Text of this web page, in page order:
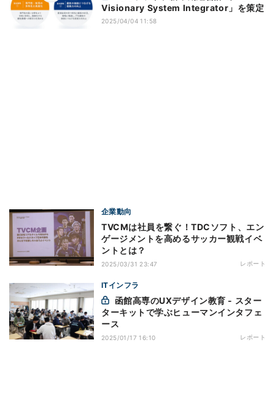
Visionary System Integrator」を策定
2025/04/04 11:58
企業動向
TVCMは社員を繋ぐ！TDCソフト、エン
ゲージメントを高めるサッカー観戦イベ
ントとは？
2025/03/31 23:47 レポート
ITインフラ
ターキットで学ぶヒューマンインタフェ
ース
2025/01/17 16:10 レポート